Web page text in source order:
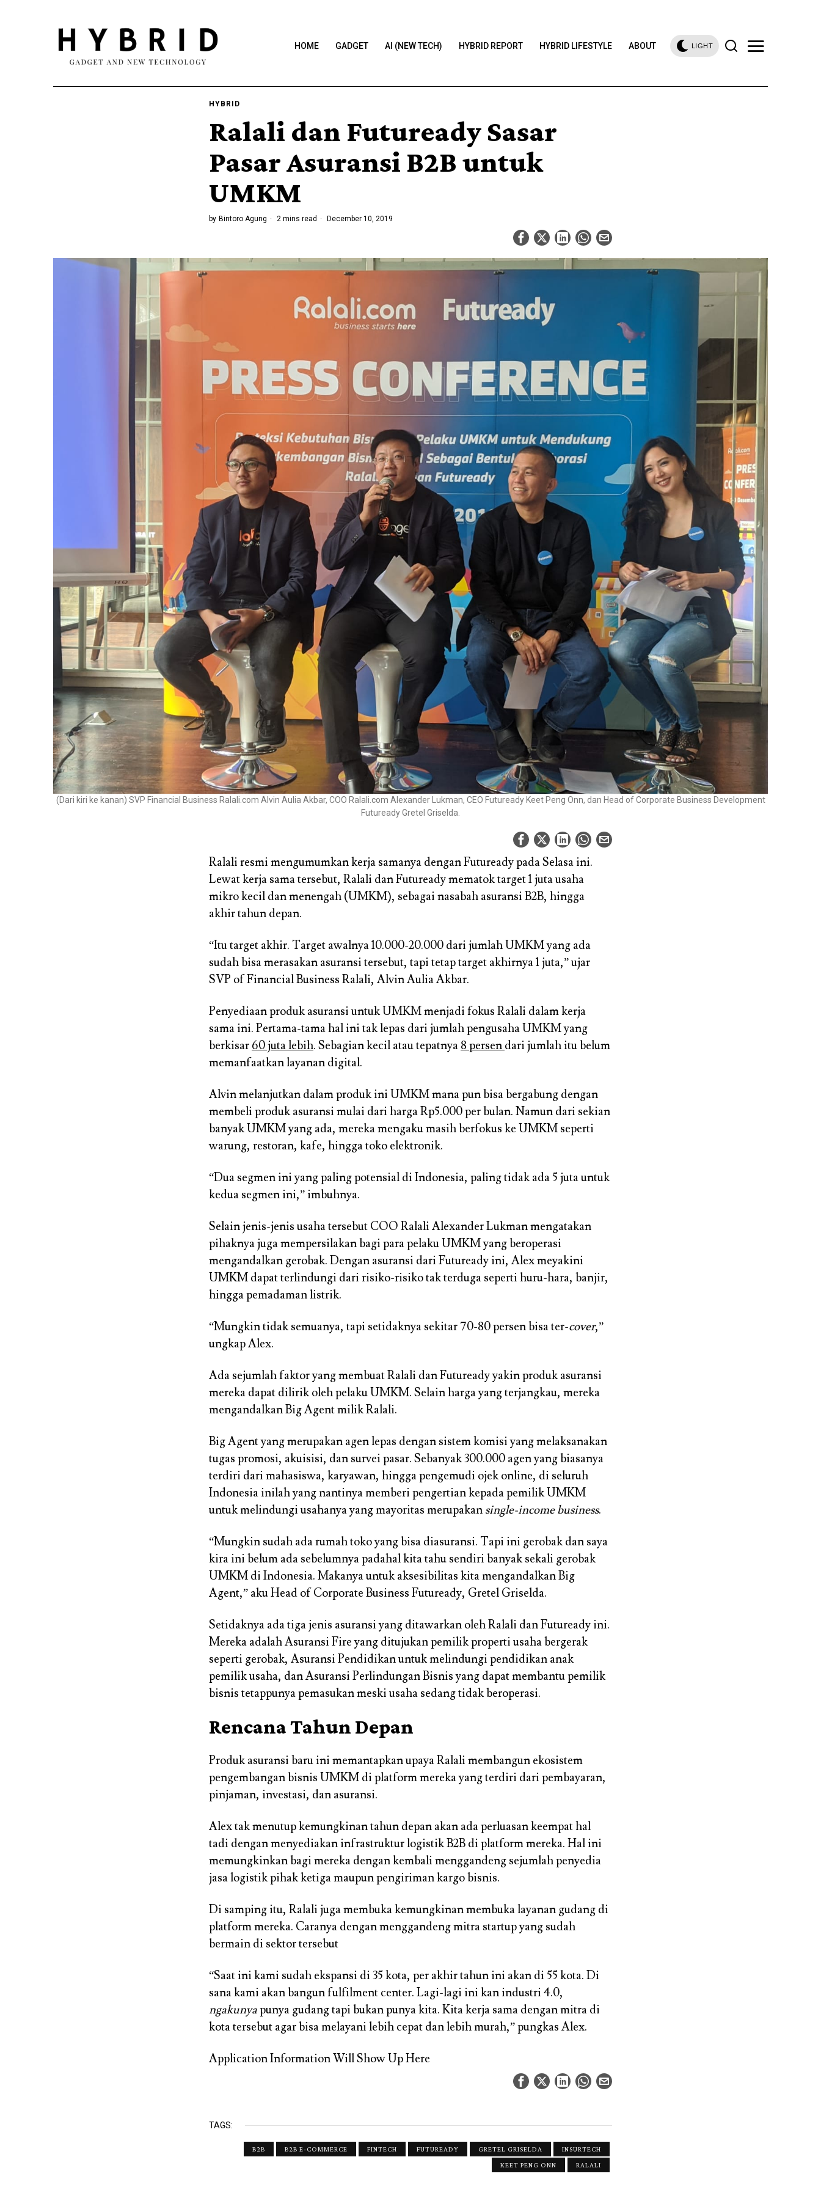
HOME GADGET AI (NEW TECH) HYBRID REPORT HYBRID LIFESTYLE ABOUT LIGHT
HYBRID
Ralali dan Futuready Sasar
Pasar Asuransi B2B untuk
UMKM
by Bintoro Agung 2 mins read December 10, 2019
(Dari kiri ke kanan) SVP Financial Business Ralali.com Alvin Aulia Akbar, COO Ralali.com Alexander Lukman, CEO Futuready Keet Peng Onn, dan Head of Corporate Business Development
Futuready Gretel Griselda.
Ralali resmi mengumumkan kerja samanya dengan Futuready pada Selasa ini.
Lewat kerja sama tersebut, Ralali dan Futuready mematok target 1 juta usaha
mikro kecil dan menengah (UMKM), sebagai nasabah asuransi B2B, hingga
akhir tahun depan.
“Itu target akhir. Target awalnya 10.000-20.000 dari jumlah UMKM yang ada
sudah bisa merasakan asuransi tersebut, tapi tetap target akhirnya 1 juta,” ujar
SVP of Financial Business Ralali, Alvin Aulia Akbar.
Penyediaan produk asuransi untuk UMKM menjadi fokus Ralali dalam kerja
sama ini. Pertama-tama hal ini tak lepas dari jumlah pengusaha UMKM yang
berkisar 60 juta lebih. Sebagian kecil atau tepatnya 8 persen dari jumlah itu belum
memanfaatkan layanan digital.
Alvin melanjutkan dalam produk ini UMKM mana pun bisa bergabung dengan
membeli produk asuransi mulai dari harga Rp5.000 per bulan. Namun dari sekian
banyak UMKM yang ada, mereka mengaku masih berfokus ke UMKM seperti
warung, restoran, kafe, hingga toko elektronik.
“Dua segmen ini yang paling potensial di Indonesia, paling tidak ada 5 juta untuk
kedua segmen ini,” imbuhnya.
Selain jenis-jenis usaha tersebut COO Ralali Alexander Lukman mengatakan
pihaknya juga mempersilakan bagi para pelaku UMKM yang beroperasi
mengandalkan gerobak. Dengan asuransi dari Futuready ini, Alex meyakini
UMKM dapat terlindungi dari risiko-risiko tak terduga seperti huru-hara, banjir,
hingga pemadaman listrik.
“Mungkin tidak semuanya, tapi setidaknya sekitar 70-80 persen bisa ter-cover,”
ungkap Alex.
Ada sejumlah faktor yang membuat Ralali dan Futuready yakin produk asuransi
mereka dapat dilirik oleh pelaku UMKM. Selain harga yang terjangkau, mereka
mengandalkan Big Agent milik Ralali.
Big Agent yang merupakan agen lepas dengan sistem komisi yang melaksanakan
tugas promosi, akuisisi, dan survei pasar. Sebanyak 300.000 agen yang biasanya
terdiri dari mahasiswa, karyawan, hingga pengemudi ojek online, di seluruh
Indonesia inilah yang nantinya memberi pengertian kepada pemilik UMKM
untuk melindungi usahanya yang mayoritas merupakan single-income business.
“Mungkin sudah ada rumah toko yang bisa diasuransi. Tapi ini gerobak dan saya
kira ini belum ada sebelumnya padahal kita tahu sendiri banyak sekali gerobak
UMKM di Indonesia. Makanya untuk aksesibilitas kita mengandalkan Big
Agent,” aku Head of Corporate Business Futuready, Gretel Griselda.
Setidaknya ada tiga jenis asuransi yang ditawarkan oleh Ralali dan Futuready ini.
Mereka adalah Asuransi Fire yang ditujukan pemilik properti usaha bergerak
seperti gerobak, Asuransi Pendidikan untuk melindungi pendidikan anak
pemilik usaha, dan Asuransi Perlindungan Bisnis yang dapat membantu pemilik
bisnis tetappunya pemasukan meski usaha sedang tidak beroperasi.
Rencana Tahun Depan
Produk asuransi baru ini memantapkan upaya Ralali membangun ekosistem
pengembangan bisnis UMKM di platform mereka yang terdiri dari pembayaran,
pinjaman, investasi, dan asuransi.
Alex tak menutup kemungkinan tahun depan akan ada perluasan keempat hal
tadi dengan menyediakan infrastruktur logistik B2B di platform mereka. Hal ini
memungkinkan bagi mereka dengan kembali menggandeng sejumlah penyedia
jasa logistik pihak ketiga maupun pengiriman kargo bisnis.
Di samping itu, Ralali juga membuka kemungkinan membuka layanan gudang di
platform mereka. Caranya dengan menggandeng mitra startup yang sudah
bermain di sektor tersebut
“Saat ini kami sudah ekspansi di 35 kota, per akhir tahun ini akan di 55 kota. Di
sana kami akan bangun fulfilment center. Lagi-lagi ini kan industri 4.0,
ngakunyapunya gudang tapi bukan punya kita. Kita kerja sama dengan mitra di
kota tersebut agar bisa melayani lebih cepat dan lebih murah,” pungkas Alex.
Application Information Will Show Up Here
TAGS:
B2B B2B E-COMMERCE FINTECH FUTUREADY GRETEL GRISELDA
INSURTECH
KEET PENG ONN
RALALI